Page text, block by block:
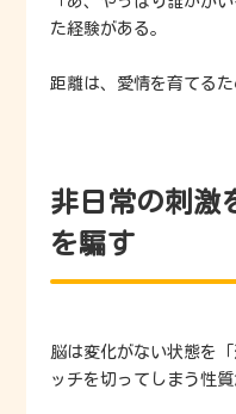
た経験がある。
距離は、愛情を育てる
非日常の刺激
を騙す
脳は変化がない状態を
ッチを切ってしまう性質